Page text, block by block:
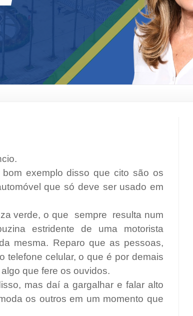
exemplo disso que cito são os
que só deve ser usado em
verde, o que sempre resulta num
estridente de uma motorista
mesma. Reparo que as pessoas,
telefone celular, o que é por demais
que fere os ouvidos.
mas daí a gargalhar e falar alto
os outros em um momento que